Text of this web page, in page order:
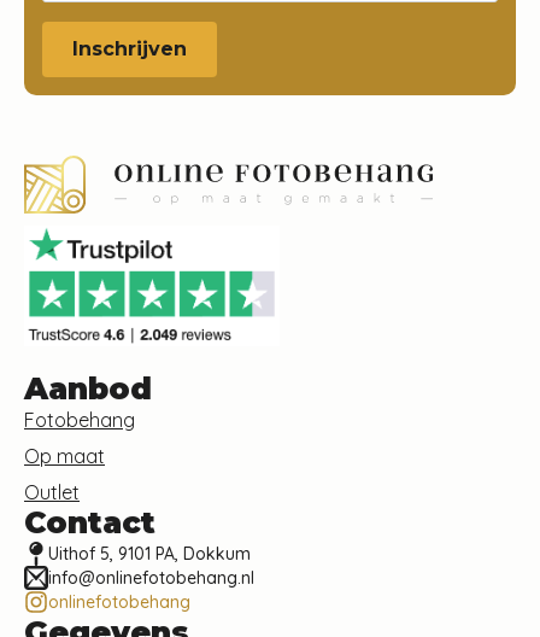
Inschrijven
Aanbod
Fotobehang
Op maat
Outlet
Contact
Uithof 5, 9101 PA, Dokkum
info@onlinefotobehang.nl
onlinefotobehang